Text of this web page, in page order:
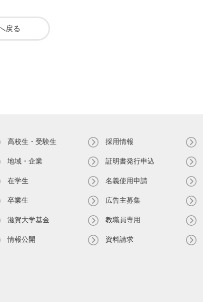
戻る
高校生・受験生
地域・企業
在学生
卒業生
滋賀大学基金
情報公開
採用情報
証明書発⾏申込
名義使⽤申請
広告主募集
教職員専⽤
資料請求